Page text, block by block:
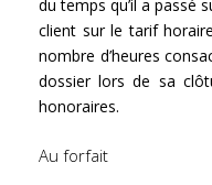
du temps qu’il a passé
client sur le tarif
nombre d’heures
dossier lors de sa
honoraires.
Au forfait